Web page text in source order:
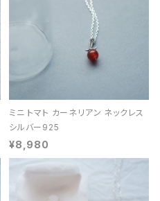
ミニ トマト カーネリアン ネックレス
シルバー925
¥8,980